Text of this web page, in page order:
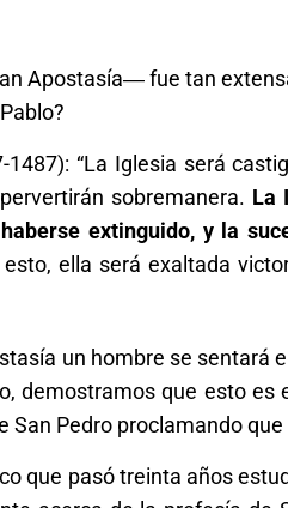
Apostasía― fue tan
“La Iglesia será
sobremanera. La
extinguido, y la
ella será exaltada
un hombre se sentará
demostramos que esto es
Pedro proclamando
que pasó treinta años